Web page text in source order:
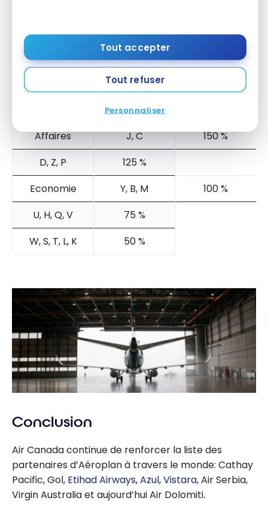
Tout accepter
Tout refuser
Personnaliser
Depuis le 30 mars 2021, il est également possible
d’accumuler des points Aéroplan en voyageant
avec Air Dolomiti:
RÉSERVATION
Affaires J, C
150 %
D, Z, P
125 %
Economie
Y, B, M
100 %
U, H, Q, V
75 %
W, S, T, L, K
50 %
Conclusion
Air Canada continue de renforcer la liste des
partenaires d’Aéroplan à travers le monde: Cathay
Pacific, Gol, Etihad Airways,Azul,Vistara, Air Serbia,
Virgin Australia et aujourd’hui Air Dolomiti.